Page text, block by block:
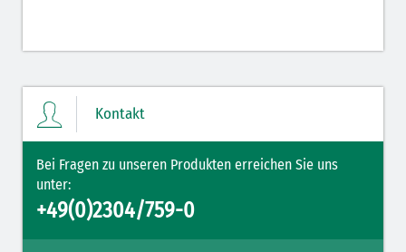
Kontakt
Bei Fragen zu unseren Produkten erreichen Sie uns
unter:
+49(0)2304/759-0